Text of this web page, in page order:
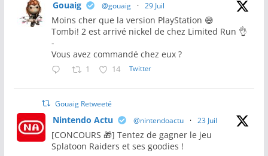
Gouaig @gouaig · 29 Juil
Moins cher que la version PlayStation 😅
Tombi! 2 est arrivé nickel de chez Limited Run 👌
-
Vous avez commandé chez eux ?
1 14 Twitter
Gouaig Retweeté
Nintendo Actu @nintendoactu · 23 Juil
[CONCOURS 🎁] Tentez de gagner le jeu
Splatoon Raiders et ses goodies !